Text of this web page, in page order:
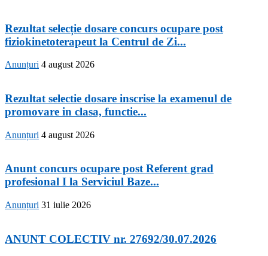
Rezultat selecție dosare concurs ocupare post
fiziokinetoterapeut la Centrul de Zi...
Anunțuri 4 august 2026
Rezultat selectie dosare inscrise la examenul de
promovare in clasa, functie...
Anunțuri 4 august 2026
Anunt concurs ocupare post Referent grad
profesional I la Serviciul Baze...
Anunțuri 31 iulie 2026
ANUNT COLECTIV nr. 27692/30.07.2026